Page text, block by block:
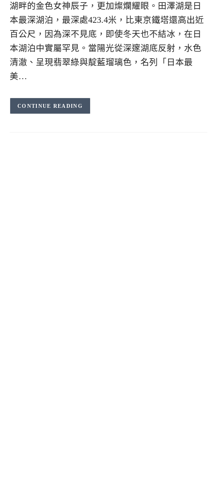
湖畔的金色女神辰子，更加燦爛耀眼。田澤湖是日
本最深湖泊，最深處423.4米，比東京鐵塔還高出近
百公尺，因為深不見底，即使冬天也不結冰，在日
本湖泊中實屬罕見。當陽光從深邃湖底反射，水色
清澈、呈現翡翠綠與靛藍瑠璃色，名列「日本最
美…
CONTINUE READING